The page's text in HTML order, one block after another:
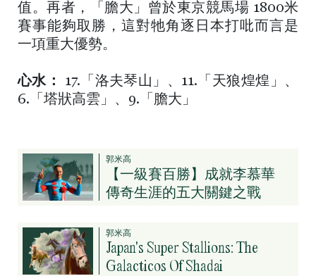
值。再者，「膽大」曾於東京競馬場 1800米
賽事能夠取勝，這對牠角逐日本打吡而言是
一項重大優勢。
心水：
17.「洛夫琴山」、11.「天狼煌煌」、
6.「塔狀高雲」、9.「膽大」
郭米高
【一級賽百勝】成就李慕華
傳奇生涯的五大關鍵之戰
郭米高
Japan's Super Stallions: The
Galacticos Of Shadai